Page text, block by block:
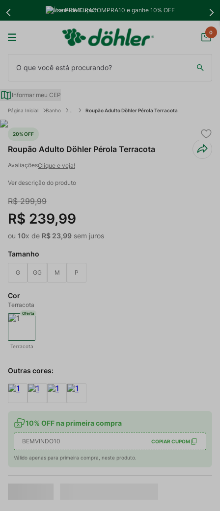
Use PRIMEIRACOMPRA10 e ganhe 10% OFF
0
Informar meu CEP
Banho Roupão Adulto Döhler Pérola Terracota
20%OFF
Roupão Adulto Döhler Pérola Terracota
Clique e veja!
Ver descrição do produto
R$ 299,99
R$ 239,99
ou 10x de R$ 23,99 sem juros
Tamanho
G GG M P
Cor
Terracota
Oferta
Terracota
Outras cores:
10% OFF na primeira compra
BEMVINDO10 COPIAR CUPOM
Válido apenas para primeira compra, neste produto.